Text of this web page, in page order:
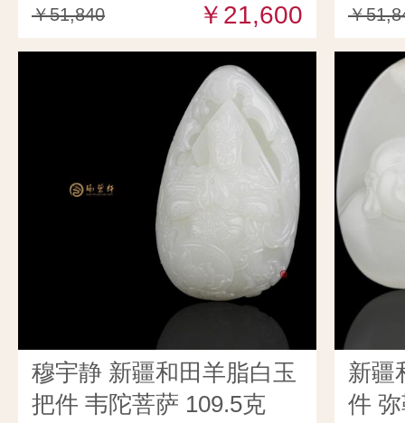
￥51,840 ￥21,600 ￥
穆宇静 新疆和田羊脂白玉
把件 韦陀菩萨 109.5克
新疆
件